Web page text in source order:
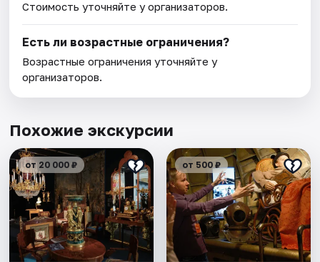
Стоимость уточняйте у организаторов.
Есть ли возрастные ограничения?
Возрастные ограничения уточняйте у
организаторов.
Похожие экскурсии
от 20 000 ₽ от 500 ₽